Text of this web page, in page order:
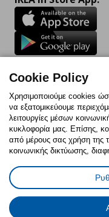
InstagramTikTok
Πολιτική Cookies
Έντυπο Επιστροφής /
Γενική
Πολιτική
Cookie Policy
Χρησιμοποιούμε cookies
να εξατομικεύουμε
λειτουργίες μέσων
κυκλοφορία μας. Επίσης,
από μέρους σας χρήση της
κοινωνικής δικτύωσης,